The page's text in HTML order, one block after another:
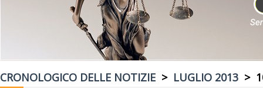
CRONOLOGICO DELLE NOTIZIE > LUGLIO 2013 >